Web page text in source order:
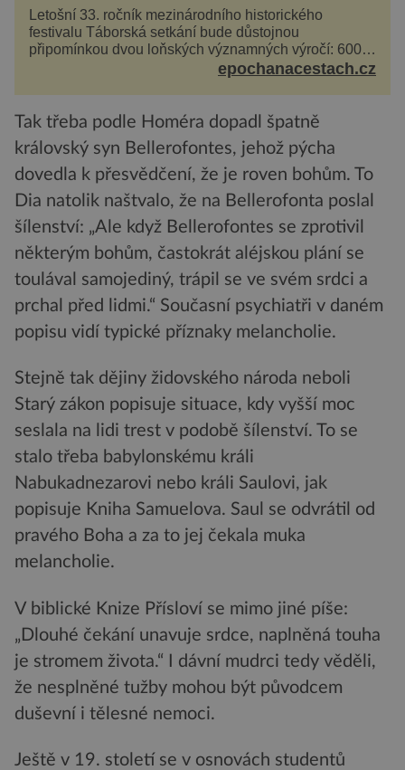
Letošní 33. ročník mezinárodního historického
festivalu Táborská setkání bude důstojnou
připomínkou dvou loňských významných výročí: 600
let od úmrtí nikdy v poli neporaženého hejtmana Jana
epochanacestach.cz
Tak třeba podle Homéra dopadl špatně
královský syn Bellerofontes, jehož pýcha
dovedla k přesvědčení, že je roven bohům. To
Dia natolik naštvalo, že na Bellerofonta poslal
šílenství: „Ale když Bellerofontes se zprotivil
některým bohům, častokrát aléjskou plání se
toulával samojediný, trápil se ve svém srdci a
prchal před lidmi.“ Současní psychiatři v daném
popisu vidí typické příznaky melancholie.
Stejně tak dějiny židovského národa neboli
Starý zákon popisuje situace, kdy vyšší moc
seslala na lidi trest v podobě šílenství. To se
stalo třeba babylonskému králi
Nabukadnezarovi nebo králi Saulovi, jak
popisuje Kniha Samuelova. Saul se odvrátil od
pravého Boha a za to jej čekala muka
melancholie.
V biblické Knize Přísloví se mimo jiné píše:
„Dlouhé čekání unavuje srdce, naplněná touha
je stromem života.“ I dávní mudrci tedy věděli,
že nesplněné tužby mohou být původcem
duševní i tělesné nemoci.
Ještě v 19. století se v osnovách studentů